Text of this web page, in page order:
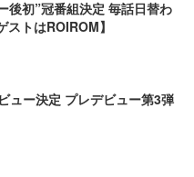
後初”冠番組決定 毎話日替わ
ストはROIROM】
ュー決定 プレデビュー第3弾